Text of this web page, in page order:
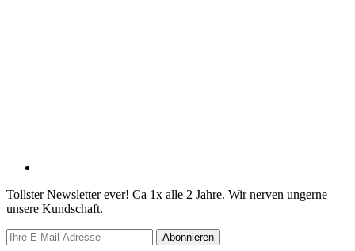
Tollster Newsletter ever! Ca 1x alle 2 Jahre. Wir nerven ungerne
unsere Kundschaft.
Abonnieren